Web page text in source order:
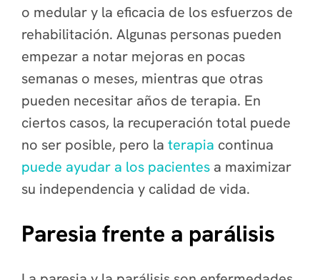
o medular y la eficacia de los esfuerzos de
rehabilitación. Algunas personas pueden
empezar a notar mejoras en pocas
semanas o meses, mientras que otras
pueden necesitar años de terapia. En
ciertos casos, la recuperación total puede
no ser posible, pero la terapia continua
puede ayudar a los pacientes a maximizar
su independencia y calidad de vida.
Paresia frente a parálisis